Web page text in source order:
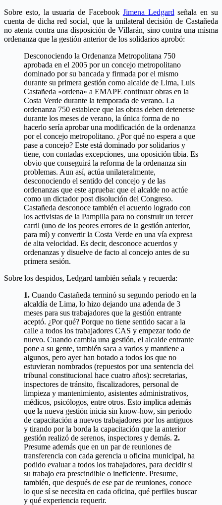
Sobre esto, la usuaria de Facebook Jimena Ledgard señala en su
cuenta de dicha red social, que la unilateral decisión de Castañeda
no atenta contra una disposición de Villarán, sino contra una misma
ordenanza que la gestión anterior de los solidarios aprobó:
Desconociendo la Ordenanza Metropolitana 750
aprobada en el 2005 por un concejo metropolitano
dominado por su bancada y firmada por el mismo
durante su primera gestión como alcalde de Lima, Luis
Castañeda «ordena» a EMAPE continuar obras en la
Costa Verde durante la temporada de verano. La
ordenanza 750 establece que las obras deben detenerse
durante los meses de verano, la única forma de no
hacerlo sería aprobar una modificación de la ordenanza
por el concejo metropolitano. ¿Por qué no espera a que
pase a concejo? Este está dominado por solidarios y
tiene, con contadas excepciones, una oposición tibia. Es
obvio que conseguirá la reforma de la ordenanza sin
problemas. Aun así, actúa unilateralmente,
desconociendo el sentido del concejo y de las
ordenanzas que este aprueba: que el alcalde no actúe
como un dictador post disolución del Congreso.
Castañeda desconoce también el acuerdo logrado con
los activistas de la Pampilla para no construir un tercer
carril (uno de los peores errores de la gestión anterior,
para mí) y convertir la Costa Verde en una vía expresa
de alta velocidad. Es decir, desconoce acuerdos y
ordenanzas y disuelve de facto al concejo antes de su
primera sesión.
Sobre los despidos, Ledgard también señala y recuerda:
1. Cuando Castañeda terminó su segundo periodo en la
alcaldía de Lima, lo hizo dejando una adenda de 3
meses para sus trabajadores que la gestión entrante
aceptó. ¿Por qué? Porque no tiene sentido sacar a la
calle a todos los trabajadores CAS y empezar todo de
nuevo. Cuando cambia una gestión, el alcalde entrante
pone a su gente, también saca a varios y mantiene a
algunos, pero ayer han botado a todos los que no
estuvieran nombrados (repuestos por una sentencia del
tribunal constitucional hace cuatro años): secretarias,
inspectores de tránsito, fiscalizadores, personal de
limpieza y mantenimiento, asistentes administrativos,
médicos, psicólogos, entre otros. Esto implica además
que la nueva gestión inicia sin know-how, sin periodo
de capacitación a nuevos trabajadores por los antiguos
y tirando por la borda la capacitación que la anterior
gestión realizó de serenos, inspectores y demás. 2.
Presume además que en un par de reuniones de
transferencia con cada gerencia u oficina municipal, ha
podido evaluar a todos los trabajadores, para decidir si
su trabajo era prescindible o ineficiente. Presume,
también, que después de ese par de reuniones, conoce
lo que sí se necesita en cada oficina, qué perfiles buscar
y qué experiencia requerir.